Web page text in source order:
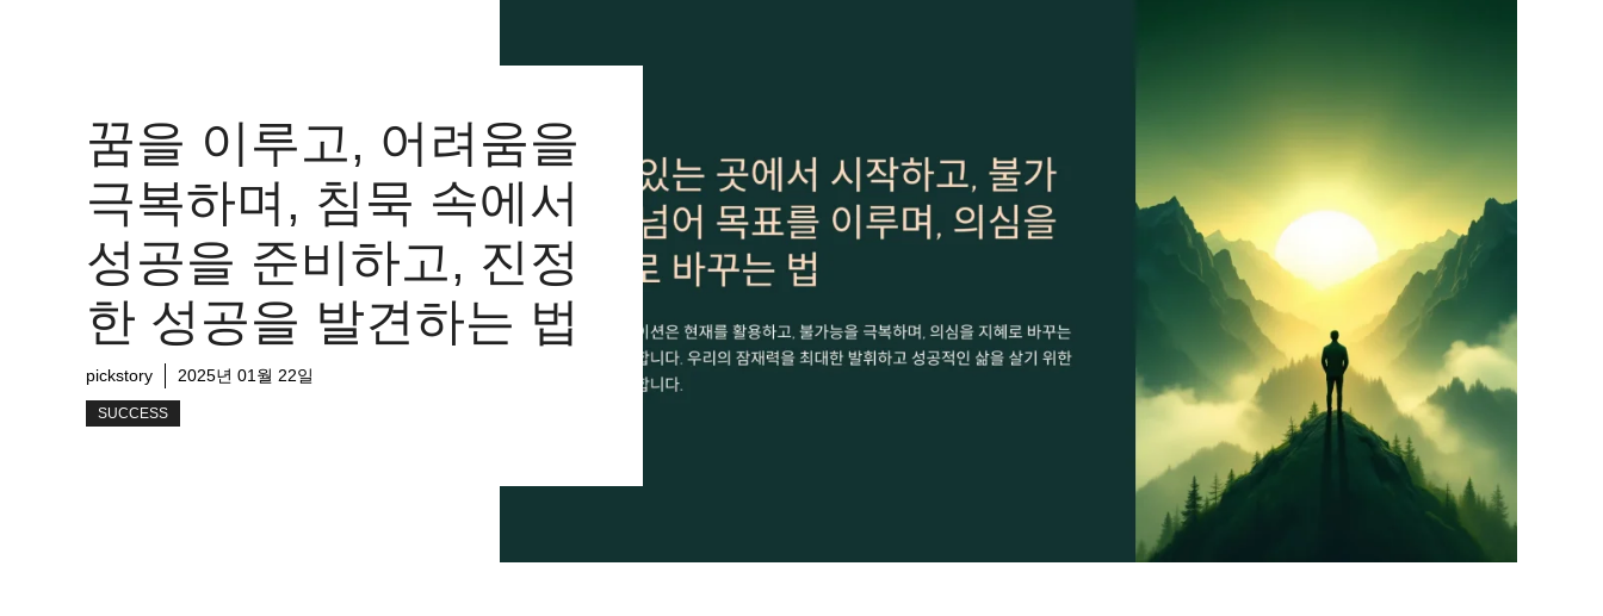
꿈을 이루고, 어려움을
극복하며, 침묵 속에서
성공을 준비하고, 진정
한 성공을 발견하는 법
pickstory 2025년 01월 22일
SUCCESS